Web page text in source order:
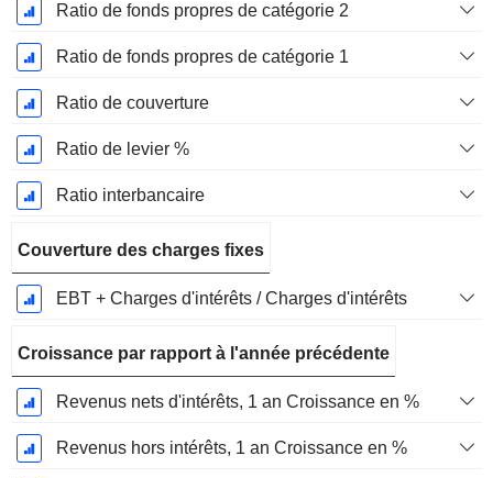
Ratio de fonds propres de catégorie 2
Ratio de fonds propres de catégorie 1
Ratio de couverture
Ratio de levier %
Ratio interbancaire
Couverture des charges fixes
EBT + Charges d'intérêts / Charges d'intérêts
Croissance par rapport à l'année précédente
Revenus nets d'intérêts, 1 an Croissance en %
Revenus hors intérêts, 1 an Croissance en %